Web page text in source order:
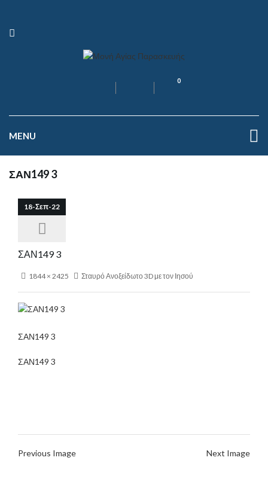
0
MENU
ΣΑΝ149 3
18-Σεπ-22
ΣΑΝ149 3
1844 × 2425 Σταυρό Ανοξείδωτο 3D με τον Ιησού
ΣΑΝ149 3
ΣΑΝ149 3
Previous Image Next Image